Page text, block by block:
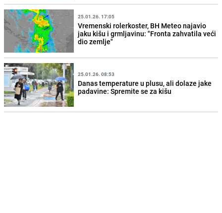
25.01.26. 17:05
Vremenski rolerkoster, BH Meteo najavio
jaku kišu i grmljavinu: "Fronta zahvatila veći
dio zemlje"
25.01.26. 08:53
Danas temperature u plusu, ali dolaze jake
padavine: Spremite se za kišu